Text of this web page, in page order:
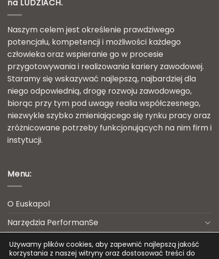
na LUDZIACH.
Naszym celem jest określenie prawdziwego
potencjału, kompetencji i możliwości każdego
człowieka oraz wspieranie go w procesie
przygotowywania i realizowania kariery zawodowej.
Staramy się wskazywać najlepszą, najbardziej dla
niego odpowiednią, drogę rozwoju zawodowego,
biorąc przy tym pod uwagę realia współczesnego,
niezwykle szybko zmieniającego się rynku pracy oraz
zróżnicowane potrzeby funkcjonujących na nim firm i
instytucji.
Menu:
O Euskapol
Narzędzia PerformanSe
Usługi HR dla firm
Używamy plików cookies, aby zapewnić najlepszą jakość
korzystania z naszej witryny oraz dostosować treści do